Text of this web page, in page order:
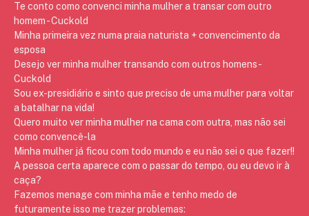
Te conto como convenci minha mulher a transar com outro
homem - Cuckold
Minha primeira vez numa praia naturista + convencimento da
esposa
Desejo ver minha mulher transando com outros homens -
Cuckold
Sou ex-presidiário e sinto que preciso de uma mulher para voltar
a batalhar na vida!
Quero muito ver minha mulher na cama com outra, mas não sei
como convencê-la
Minha mulher já ficou com todo mundo e eu não sei o que fazer!!
A pessoa certa aparece com o passar do tempo, ou eu devo ir à
caça?
Fazemos menage com minha mãe e tenho medo de
futuramente isso me trazer problemas: